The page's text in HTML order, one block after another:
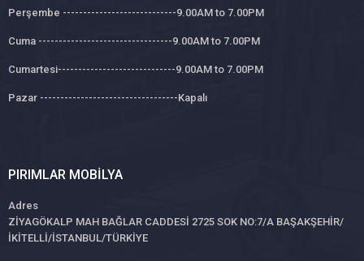
Perşembe ----------------------------9.00AM to 7.00PM
Cuma ---------------------------------9.00AM to 7.00PM
Cumartesi-----------------------------9.00AM to 7.00PM
Pazar ----------------------------------Kapalı
PIRIMLAR MOBILYA
Adres
ZİYAGÖKALP MAH BAĞLAR CADDESİ 2725 SOK NO:7/A BAŞAKŞEHİR/
İKİTELLİ/İSTANBUL/TÜRKİYE